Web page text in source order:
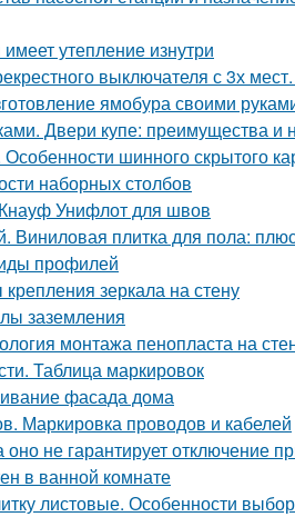
утепление изнутри
выключателя с 3х
ямобура своими
Двери купе: преимущества и
шинного скрытого
наборных столбов
Унифлот для швов
Виниловая плитка для пола:
профилей
зеркала на стену
заземления
монтажа пенопласта на
Таблица маркировок
фасада дома
Маркировка проводов и кабелей
не гарантирует отключение
в ванной комнате
листовые. Особенности